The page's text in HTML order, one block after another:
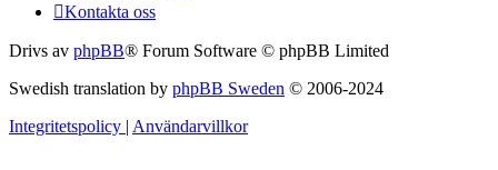
Kontakta oss
Drivs av phpBB® Forum Software © phpBB Limited
Swedish translation by phpBB Sweden © 2006-2024
Integritetspolicy | Användarvillkor